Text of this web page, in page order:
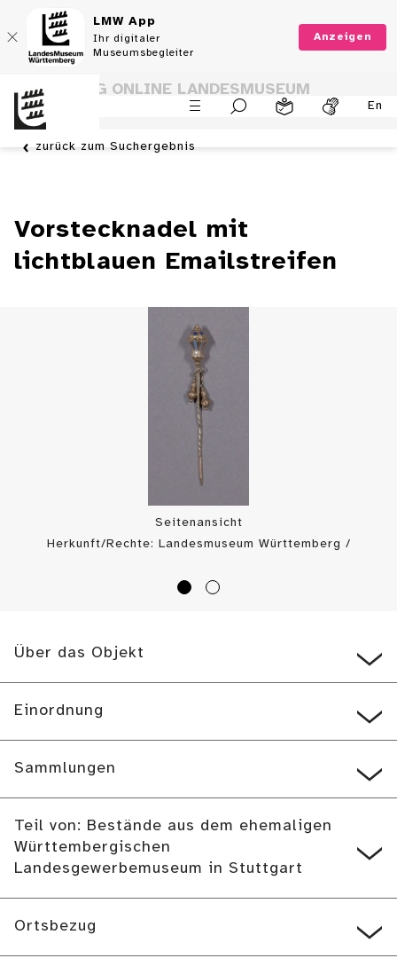
LMW App
Ihr digitaler
Museumsbegleiter
Anzeigen
En
SAMMLUNG ONLINE LANDESMUSEUM
WÜRTTEMBERG
zurück zum Suchergebnis
Vorstecknadel mit
lichtblauen Emailstreifen
Seitenansicht
Herkunft/Rechte: Landesmuseum Württemberg /
Über das Objekt
Einordnung
Sammlungen
Teil von: Bestände aus dem ehemaligen
Württembergischen
Landesgewerbemuseum in Stuttgart
Ortsbezug